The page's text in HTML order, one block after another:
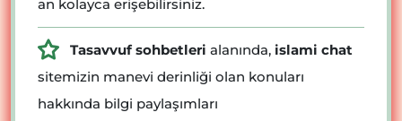
an kolayca erişebilirsiniz.
Tasavvuf sohbetleri alanında, islami chat
sitemizin manevi derinliği olan konuları
hakkında bilgi paylaşımları